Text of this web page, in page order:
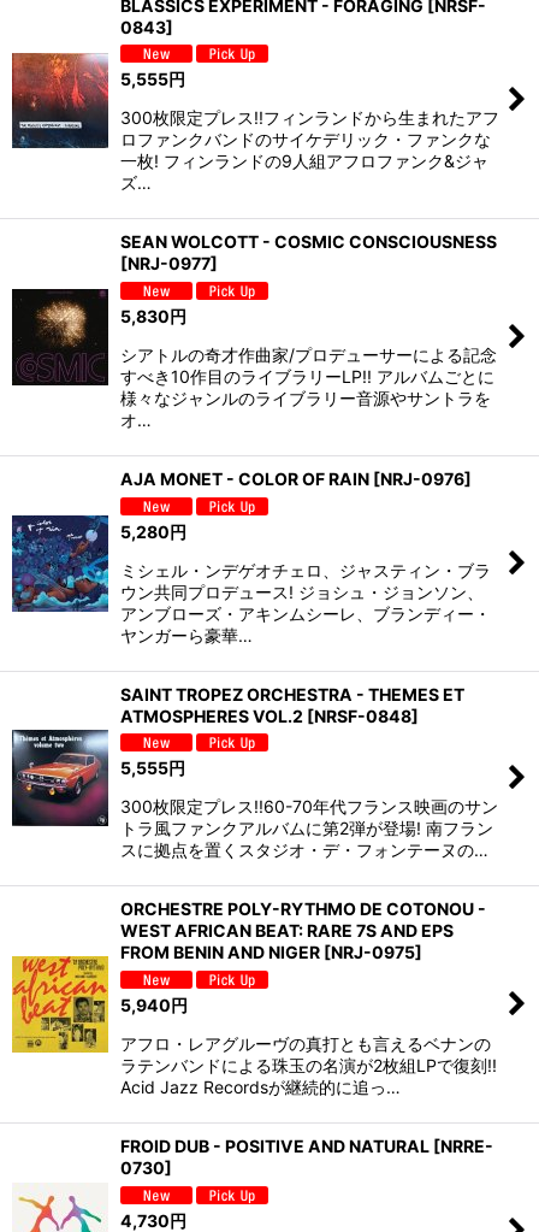
BLASSICS EXPERIMENT - FORAGING [ NRSF-
0843]
5,555円
300枚限定プレス!!フィンランドから生まれたアフ
ロファンクバンドのサイケデリック・ファンクな
一枚! フィンランドの9人組アフロファンク&ジャ
ズ…
SEAN WOLCOTT - COSMIC CONSCIOUSNESS
[NRJ-0977]
5,830円
シアトルの奇才作曲家/プロデューサーによる記念
すべき10作目のライブラリーLP!! アルバムごとに
様々なジャンルのライブラリー音源やサントラを
オ…
AJA MONET - COLOR OF RAIN [NRJ-0976]
5,280円
ミシェル・ンデゲオチェロ、ジャスティン・ブラ
ウン共同プロデュース! ジョシュ・ジョンソン、
アンブローズ・アキンムシーレ、ブランディー・
ヤンガーら豪華…
SAINT TROPEZ ORCHESTRA - THEMES ET
ATMOSPHERES VOL.2 [NRSF-0848]
5,555円
300枚限定プレス!!60-70年代フランス映画のサン
トラ風ファンクアルバムに第2弾が登場! 南フラン
スに拠点を置くスタジオ・デ・フォンテーヌの…
ORCHESTRE POLY-RYTHMO DE COTONOU -
WEST AFRICAN BEAT: RARE 7S AND EPS
FROM BENIN AND NIGER [NRJ-0975]
5,940円
アフロ・レアグルーヴの真打とも言えるベナンの
ラテンバンドによる珠玉の名演が2枚組LPで復刻!!
Acid Jazz Recordsが継続的に追っ…
FROID DUB - POSITIVE AND NATURAL [NRRE-
0730]
4,730円